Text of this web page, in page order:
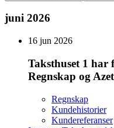
juni 2026
16 jun 2026
Taksthuset 1
Regnskap og
Regnskap
Kundehistorier
Kundereferanser